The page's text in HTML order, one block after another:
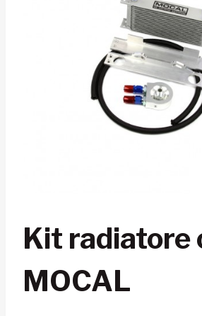
Kit radiatore
MOCAL